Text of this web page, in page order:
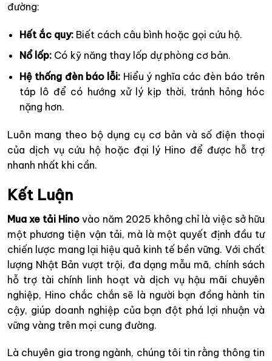
đường:
Hết ắc quy: Biết cách câu bình hoặc gọi cứu hộ.
Nổ lốp: Có kỹ năng thay lốp dự phòng cơ bản.
Hệ thống đèn báo lỗi: Hiểu ý nghĩa các đèn báo trên
táp lô để có hướng xử lý kịp thời, tránh hỏng hóc
nặng hơn.
Luôn mang theo bộ dụng cụ cơ bản và số điện thoại
của dịch vụ cứu hộ hoặc đại lý Hino để được hỗ trợ
nhanh nhất khi cần.
Kết Luận
Mua xe tải Hino vào năm 2025 không chỉ là việc sở hữu
một phương tiện vận tải, mà là một quyết định đầu tư
chiến lược mang lại hiệu quả kinh tế bền vững. Với chất
lượng Nhật Bản vượt trội, đa dạng mẫu mã, chính sách
hỗ trợ tài chính linh hoạt và dịch vụ hậu mãi chuyên
nghiệp, Hino chắc chắn sẽ là người bạn đồng hành tin
cậy, giúp doanh nghiệp của bạn đột phá lợi nhuận và
vững vàng trên mọi cung đường.
Là chuyên gia trong ngành, chúng tôi tin rằng thông tin